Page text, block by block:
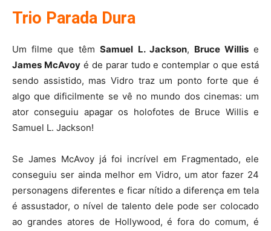
Trio Parada Dura
Um filme que têmSamuel L. Jackson, Bruce Willise
James McAvoyé de parar tudo e contemplar o que está
sendo assistido, mas Vidro traz um ponto forte que é
algo que dificilmente se vê no mundo dos cinemas: um
ator conseguiu apagar os holofotes de Bruce Willis e
Samuel L. Jackson!
Se James McAvoy já foi incrível em Fragmentado, ele
conseguiu ser ainda melhor em Vidro, um ator fazer 24
personagens diferentes e ficar nítido a diferença em tela
é assustador, o nível de talento dele pode ser colocado
ao grandes atores de Hollywood, é fora do comum, é